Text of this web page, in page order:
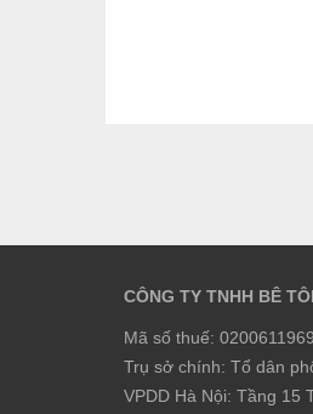
CÔNG TY TNHH BÊ
Mã số thuế: 0200611969
Trụ sở chính: Tổ dân
VPDD Hà Nội: Tầng 15